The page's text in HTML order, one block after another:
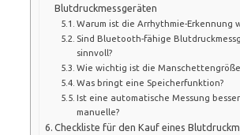
Blutdruckmessgeräten
Warum ist die Arrhythmie-Erkennung
Sind Bluetooth-fähige
sinnvoll?
Wie wichtig ist die
Was bringt eine Speicherfunktion?
Ist eine automatische Messung
manuelle?
Checkliste für den Kauf eines